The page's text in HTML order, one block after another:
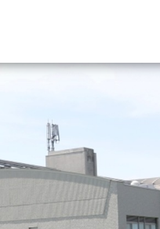
類から請求
抜 募集要項＆願書